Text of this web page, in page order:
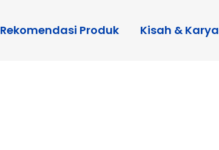
Rekomendasi Produk Kisah & Karya